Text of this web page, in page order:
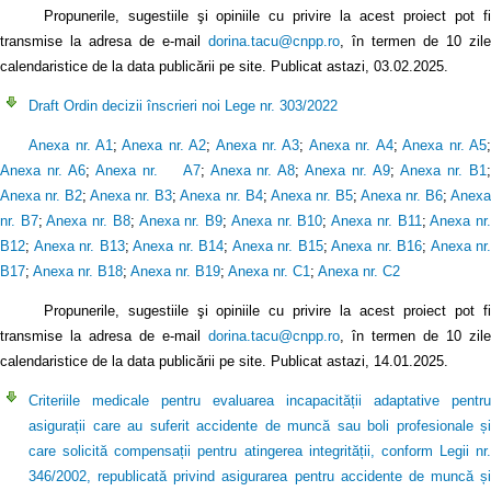
Propunerile, sugestiile şi opiniile cu privire la acest proiect pot fi
transmise la adresa de e-mail dorina.tacu@cnpp.ro , în termen de 10 zile
calendaristice de la data publicării pe site. Publicat astazi, 03.02.2025.
Draft Ordin decizii înscrieri noi Lege nr. 303/2022
Anexa nr. A1 ;Anexa nr. A2; Anexa nr. A3; Anexa nr. A4;Anexa nr. A5;
Anexa nr. A6; Anexa nr. A7; Anexa nr. A8;Anexa nr. A9;Anexa nr. B1 ;
Anexa nr. B2;Anexa nr. B3;Anexa nr. B4; Anexa nr. B5; Anexa nr. B6;Anexa
nr. B7;Anexa nr. B8; Anexa nr. B9; Anexa nr. B10;Anexa nr. B11 ;Anexa nr.
B12; Anexa nr. B13; Anexa nr. B14; Anexa nr. B15; Anexa nr. B16; Anexa nr.
B17; Anexa nr. B18; Anexa nr. B19; Anexa nr. C1 ; Anexa nr. C2
Propunerile, sugestiile şi opiniile cu privire la acest proiect pot fi
transmise la adresa de e-mail dorina.tacu@cnpp.ro , în termen de 10 zile
calendaristice de la data publicării pe site. Publicat astazi, 14.01.2025.
Criteriile medicale pentru evaluarea incapacității adaptative pentru
asigurații care au suferit accidente de muncă sau boli profesionale și
care solicită compensații pentru atingerea integrității, conform Legii nr.
346/2002, republicată privind asigurarea pentru accidente de muncă și